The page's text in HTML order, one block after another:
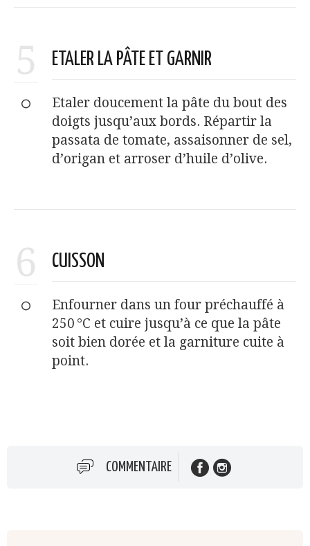
5 ETALER LA PÂTE ET GARNIR
Etaler doucement la pâte du bout des
doigts jusqu’aux bords. Répartir la
passata de tomate, assaisonner de sel,
d’origan et arroser d’huile d’olive.
6 CUISSON
Enfourner dans un four préchauffé à
250 °C et cuire jusqu’à ce que la pâte
soit bien dorée et la garniture cuite à
point.
COMMENTAIRE